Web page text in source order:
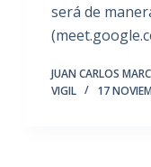
será de
JUAN CARLOS
VIGIL
17